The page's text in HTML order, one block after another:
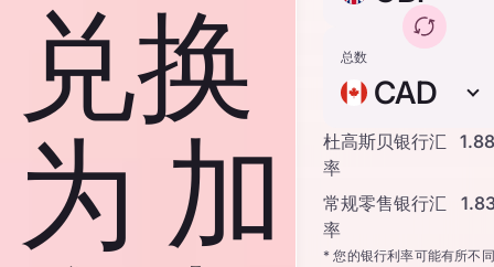
兑换
为 加
总数
CAD
杜高斯贝银行汇
率
常规零售银行汇
率
* 您的银行利率可能有所不同